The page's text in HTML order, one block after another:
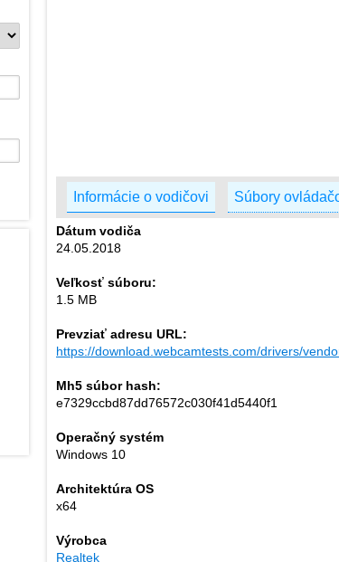
Informácie o vodičovi Súbory
Dátum vodiča
24.05.2018
Veľkosť súboru:
1.5 MB
Prevziať adresu URL:
https://download.webcamtests.com/drivers/
Mh5 súbor hash:
e7329ccbd87dd76572c030f41d5440f1
Operačný systém
Windows 10
Architektúra OS
x64
Výrobca
Realtek